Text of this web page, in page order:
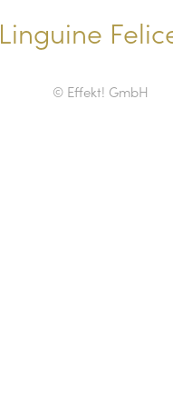
Linguine
© Effekt! GmbH